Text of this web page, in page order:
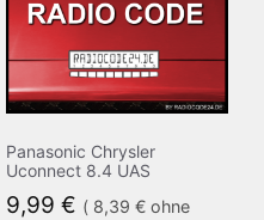
Panasonic Chrysler
Uconnect 8.4 UAS
9,99 € ( 8,39 €ohne